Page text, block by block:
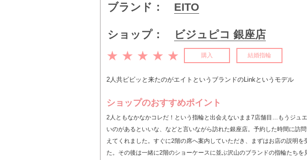
ブランド： EITO
ショップ： ビジュピコ 銀座店
★ ★ ★ ★ ★ 購入 結婚指輪
2人共ビビッと来たのがエイトというブランドのLinkというモデル
ショップのおすすめポイント
2人ともなかなかコレだ！という指輪と出会えないまま7店舗目…もうジュ
いのがあるといいな、などと言いながら訪れた銀座店。予約した時間に訪
えてくれました。すぐに2階の席へ案内していただき、まずはお店の説明
た。その後は一緒に2階のショーケースに並ぶ沢山のブランドの指輪たち